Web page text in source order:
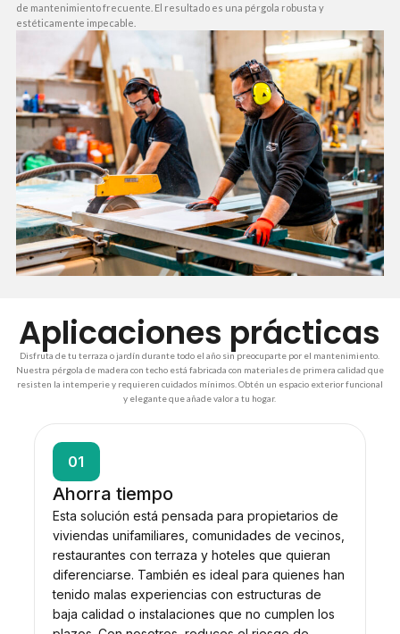
de mantenimiento frecuente. El resultado es una pérgola robusta y
estéticamente impecable.
Aplicaciones prácticas
Disfruta de tu terraza o jardín durante todo el año sin preocuparte por el mantenimiento.
Nuestra pérgola de madera con techo está fabricada con materiales de primera calidad que
resisten la intemperie y requieren cuidados mínimos. Obtén un espacio exterior funcional
y elegante que añade valor a tu hogar.
01
Ahorra tiempo
Esta solución está pensada para propietarios de
viviendas unifamiliares, comunidades de vecinos,
restaurantes con terraza y hoteles que quieran
diferenciarse. También es ideal para quienes han
tenido malas experiencias con estructuras de
baja calidad o instalaciones que no cumplen los